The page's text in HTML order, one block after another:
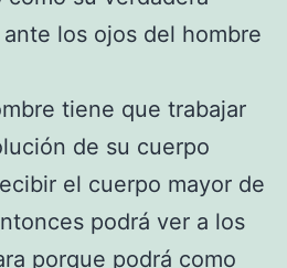
los ojos del hombre
tiene que trabajar
de su cuerpo
el cuerpo mayor de
podrá ver a los
porque podrá como